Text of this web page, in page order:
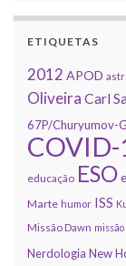
ETIQUETAS
2012 APOD
Oliveira Carl
67P/Churyumov-
educação ESO
Marte humor ISS
Missão Dawn
Nerdologia New